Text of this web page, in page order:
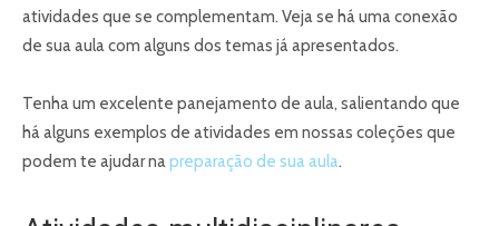
atividades que se complementam. Veja se há uma conexão
de sua aula com alguns dos temas já apresentados.
Tenha um excelente panejamento de aula, salientando que
há alguns exemplos de atividades em nossas coleções que
podem te ajudar napreparação de sua aula.